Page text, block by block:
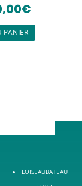
€
PANIER
LOISEAUBATEAU